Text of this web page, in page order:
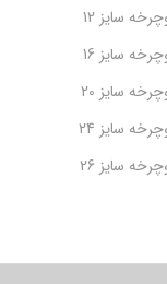
سایز 12
سایز 16
سایز 20
سایز 24
سایز 26